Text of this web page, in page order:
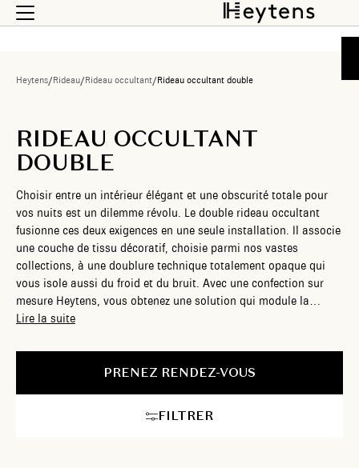
Heytens/Rideau/Rideau occultant/Rideau occultant double
RIDEAU OCCULTANT
DOUBLE
Choisir entre un intérieur élégant et une obscurité totale pour
vos nuits est un dilemme révolu. Le double rideau occultant
fusionne ces deux exigences en une seule installation. Il associe
une couche de tissu décoratif, choisie parmi nos vastes
collections, à une doublure technique totalement opaque qui
vous isole aussi du froid et du bruit. Avec une confection sur
mesure Heytens, vous obtenez une solution qui module la
lumière du jour et s’adapte précisément à votre intérieur. Vous
Découvrez comment il fonctionne et trouvez l’inspiration parmi
nos nombreuses références juste ici.
Lire la suite
PRENEZ RENDEZ-VOUS
FILTRER